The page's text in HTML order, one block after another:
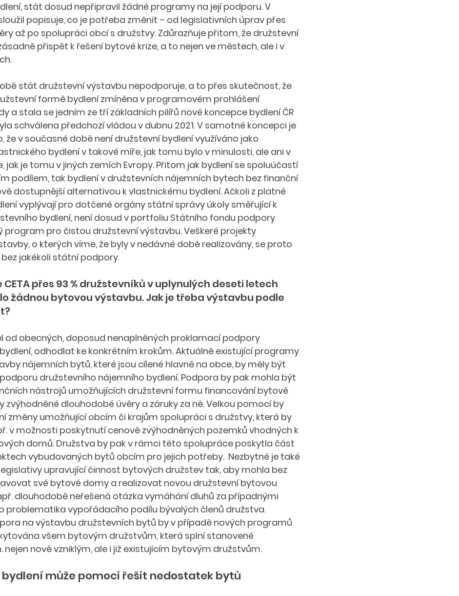
stát dosud nepřipravil žádné programy na její podporu. V
popisuje, co je potřeba změnit – od legislativních úprav přes
až po spolupráci obcí s družstvy. Zdůrazňuje přitom, že družstevní
přispět k řešení bytové krize, a to nejen ve městech, ale i v
stát družstevní výstavbu nepodporuje, a to přes skutečnost, že
formě bydlení zmíněna v programovém prohlášení
a stala se jedním ze tří základních pilířů nové koncepce bydlení ČR
schválena předchozí vládou v dubnu 2021. V samotné koncepci je
že v současné době není družstevní bydlení využíváno jako
bydlení v takové míře, jak tomu bylo v minulosti, ale ani v
jak je tomu v jiných zemích Evropy. Přitom jak bydlení se spoluúčastí
podílem, tak bydlení v družstevních nájemních bytech bez finanční
dostupnější alternativou k vlastnickému bydlení. Ačkoli z platné
vyplývají pro dotčené orgány státní správy úkoly směřující k
bydlení, není dosud v portfoliu Státního fondu podpory
program pro čistou družstevní výstavbu. Veškeré projekty
o kterých víme, že byly v nedávné době realizovány, se proto
jakékoli státní podpory.
CETA přes 93 % družstevníků v uplynulých deseti letech
žádnou bytovou výstavbu. Jak je třeba výstavbu podle
od obecných, doposud nenaplněných proklamací podpory
odhodlat ke konkrétním krokům. Aktuálně existující programy
nájemních bytů, které jsou cílené hlavně na obce, by měly být
družstevního nájemního bydlení. Podpora by pak mohla být
nástrojů umožňujících družstevní formu financování bytové
zvýhodněné dlouhodobé úvěry a záruky za ně. Velkou pomocí by
změny umožňující obcím či krajům spolupráci s družstvy, která by
v možnosti poskytnutí cenově zvýhodněných pozemků vhodných k
domů. Družstva by pak v rámci této spolupráce poskytla část
vybudovaných bytů obcím pro jejich potřeby.  Nezbytné je také
upravující činnost bytových družstev tak, aby mohla bez
své bytové domy a realizovat novou družstevní bytovou
dlouhodobě neřešená otázka vymáhání dluhů za případnými
problematika vypořádacího podílu bývalých členů družstva.
na výstavbu družstevních bytů by v případě nových programů
všem bytovým družstvům, která splní stanovené
nejen nově vzniklým, ale i již existujícím bytovým družstvům.
může pomoci řešit nedostatek bytů